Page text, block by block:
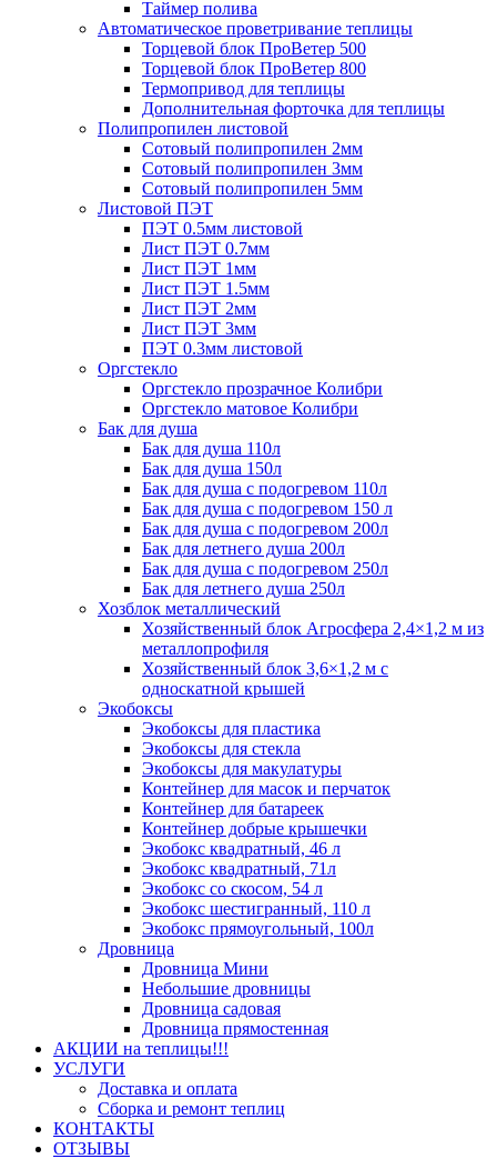
Таймер полива
Автоматическое проветривание теплицы
Торцевой блок ПроВетер 500
Торцевой блок ПроВетер 800
Термопривод для теплицы
Дополнительная форточка для теплицы
Полипропилен листовой
Сотовый полипропилен 2мм
Сотовый полипропилен 3мм
Сотовый полипропилен 5мм
Листовой ПЭТ
ПЭТ 0.5мм листовой
Лист ПЭТ 0.7мм
Лист ПЭТ 1мм
Лист ПЭТ 1.5мм
Лист ПЭТ 2мм
Лист ПЭТ 3мм
ПЭТ 0.3мм листовой
Оргстекло
Оргстекло прозрачное Колибри
Оргстекло матовое Колибри
Бак для душа
Бак для душа 110л
Бак для душа 150л
Бак для душа с подогревом 110л
Бак для душа с подогревом 150 л
Бак для душа с подогревом 200л
Бак для летнего душа 200л
Бак для душа с подогревом 250л
Бак для летнего душа 250л
Хозблок металлический
Хозяйственный блок Агросфера 2,4×1,2 м из
металлопрофиля
Хозяйственный блок 3,6×1,2 м с
односкатной крышей
Экобоксы
Экобоксы для пластика
Экобоксы для стекла
Экобоксы для макулатуры
Контейнер для масок и перчаток
Контейнер для батареек
Контейнер добрые крышечки
Экобокс квадратный, 46 л
Экобокс квадратный, 71л
Экобокс со скосом, 54 л
Экобокс шестигранный, 110 л
Экобокс прямоугольный, 100л
Дровница
Дровница Мини
Небольшие дровницы
Дровница садовая
Дровница прямостенная
АКЦИИ на теплицы!!!
УСЛУГИ
Доставка и оплата
Сборка и ремонт теплиц
КОНТАКТЫ
ОТЗЫВЫ